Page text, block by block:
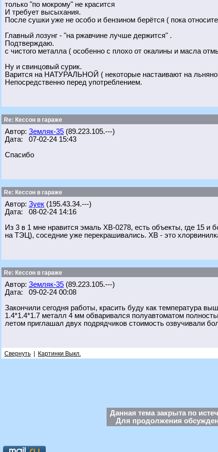
только "по мокрому" не красится
И требует высыхания.
После сушки уже не особо и бензином берётся ( пока
Главный лозунг - "на ржавчине лучше держится" .
Подтверждаю.
с чистого металла ( особенно с плохо от окалины и масла
Ну и свинцовый сурик.
Варится на НАТУРАЛЬНОЙ ( некоторые настаивают на
Непосредственно перед употреблением.
Re: Кессон в гараже
Автор: Земляк-35 (89.223.105.---)
Дата: 07-02-24 15:43
Спасибо
Re: Кессон в гараже
Автор: Зуек (195.43.34.---)
Дата: 08-02-24 14:16
Из 3 в 1 мне нравится эмаль ХВ-0278, есть объекты, где 15 и
на ТЭЦ), соседние уже перекрашивались. ХВ - это
Re: Кессон в гараже
Автор: Земляк-35 (89.223.105.---)
Дата: 09-02-24 00:08
Закончили сегодня работы, красить буду как температура
1.4*1.4*1.7 металл 4 мм обваривался полуавтоматом
летом приглашал двух подрядчиков стоимость озвучивали
Свернуть Картинки Выкл.
Данная тема закрыта по
Для продолжения